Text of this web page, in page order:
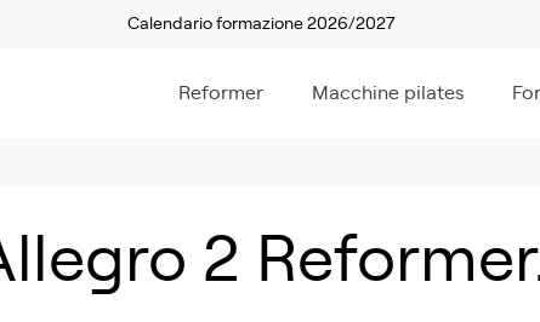
Calendario formazione 2026/2027
Reformer Macchine pilates
2